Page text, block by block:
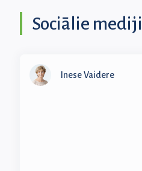
Sociālie mediji
Inese Vaidere